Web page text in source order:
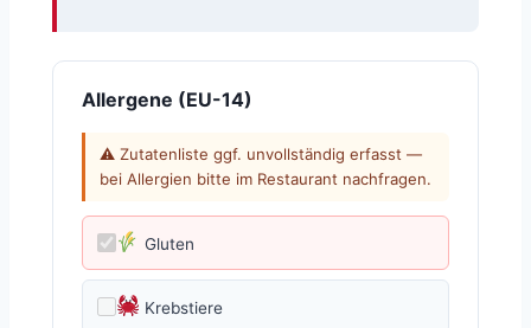
Allergene (EU-14)
⚠ Zutatenliste ggf. unvollständig erfasst —
bei Allergien bitte im Restaurant nachfragen.
Gluten
Krebstiere